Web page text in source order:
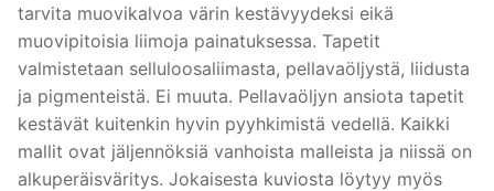
tarvita muovikalvoa värin kestävyydeksi eikä
muovipitoisia liimoja painatuksessa. Tapetit
valmistetaan selluloosaliimasta, pellavaöljystä, liidusta
ja pigmenteistä. Ei muuta. Pellavaöljyn ansiota tapetit
kestävät kuitenkin hyvin pyyhkimistä vedellä. Kaikki
mallit ovat jäljennöksiä vanhoista malleista ja niissä on
alkuperäisväritys. Jokaisesta kuviosta löytyy myös